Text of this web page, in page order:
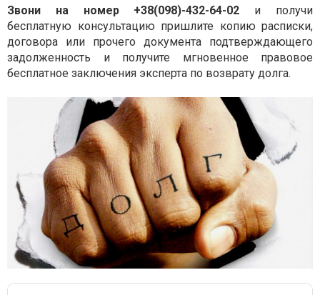
Звони на номер +38(098)-432-64-02
и получи
бесплатную консультацию пришлите копию расписки,
договора или прочего документа подтверждающего
задолженность и получите мгновенное правовое
бесплатное заключения эксперта по возврату долга.